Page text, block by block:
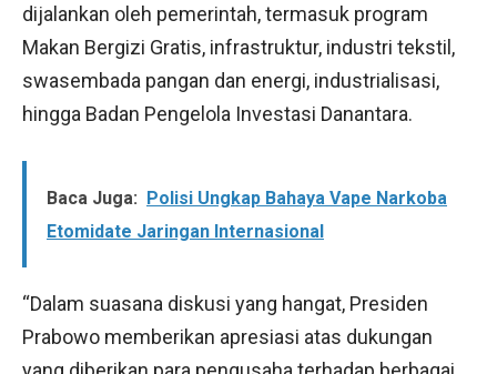
dijalankan oleh pemerintah, termasuk program
Makan Bergizi Gratis, infrastruktur, industri tekstil,
swasembada pangan dan energi, industrialisasi,
hingga Badan Pengelola Investasi Danantara.
Baca Juga:
Polisi Ungkap Bahaya Vape Narkoba
Etomidate Jaringan Internasional
“Dalam suasana diskusi yang hangat, Presiden
Prabowo memberikan apresiasi atas dukungan